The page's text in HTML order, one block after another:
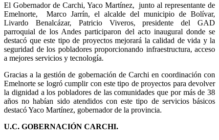
El Gobernador de Carchi, Yaco Martínez, junto al representante de
Emelnorte, Marco Jarrín, el alcalde del municipio de Bolívar,
Livardo Benalcázar, Patricio Viveros, presidente del GAD
parroquial de los Andes participaron del acto inaugural donde se
destacó que este tipo de proyectos mejorará la calidad de vida y la
seguridad de los pobladores proporcionando infraestructura, acceso
a mejores servicios y tecnología.
Gracias a la gestión de gobernación de Carchi en coordinación con
Emelnorte se logró cumplir con este tipo de proyectos para devolver
la dignidad a los pobladores de las comunidades que por más de 38
años no habían sido atendidos con este tipo de servicios básicos
destacó Yaco Martínez, gobernador de la provincia.
U.C. GOBERNACIÓN CARCHI.